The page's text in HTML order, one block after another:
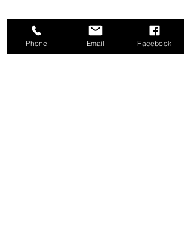
Phone Email Facebook